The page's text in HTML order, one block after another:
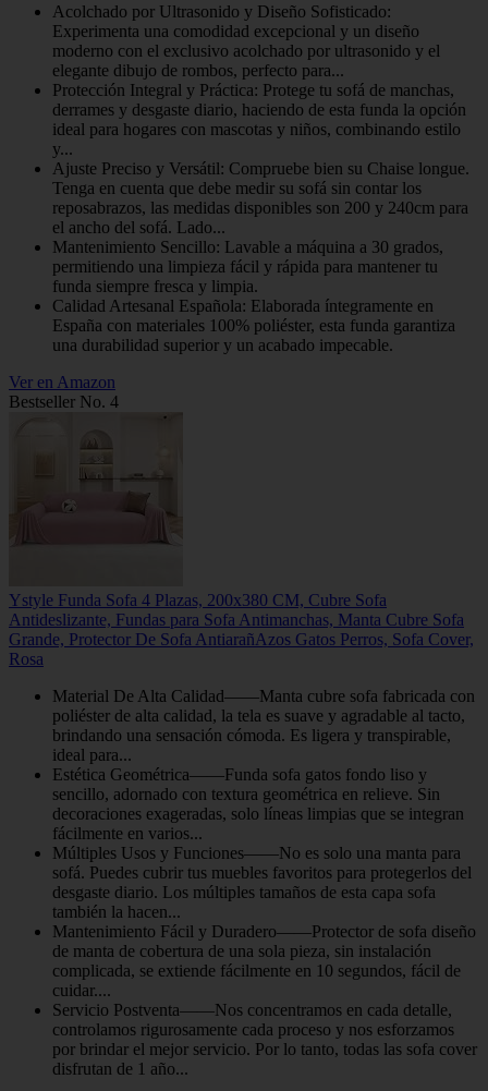
Acolchado por Ultrasonido y Diseño Sofisticado:
Experimenta una comodidad excepcional y un diseño
moderno con el exclusivo acolchado por ultrasonido y el
elegante dibujo de rombos, perfecto para...
Protección Integral y Práctica: Protege tu sofá de manchas,
derrames y desgaste diario, haciendo de esta funda la opción
ideal para hogares con mascotas y niños, combinando estilo
y...
Ajuste Preciso y Versátil: Compruebe bien su Chaise longue.
Tenga en cuenta que debe medir su sofá sin contar los
reposabrazos, las medidas disponibles son 200 y 240cm para
el ancho del sofá. Lado...
Mantenimiento Sencillo: Lavable a máquina a 30 grados,
permitiendo una limpieza fácil y rápida para mantener tu
funda siempre fresca y limpia.
Calidad Artesanal Española: Elaborada íntegramente en
España con materiales 100% poliéster, esta funda garantiza
una durabilidad superior y un acabado impecable.
Ver en Amazon
Bestseller No. 4
Ystyle Funda Sofa 4 Plazas, 200x380 CM, Cubre Sofa
Antideslizante, Fundas para Sofa Antimanchas, Manta Cubre Sofa
Grande, Protector De Sofa AntiarañAzos Gatos Perros, Sofa Cover,
Rosa
Material De Alta Calidad——Manta cubre sofa fabricada con
poliéster de alta calidad, la tela es suave y agradable al tacto,
brindando una sensación cómoda. Es ligera y transpirable,
ideal para...
Estética Geométrica——Funda sofa gatos fondo liso y
sencillo, adornado con textura geométrica en relieve. Sin
decoraciones exageradas, solo líneas limpias que se integran
fácilmente en varios...
Múltiples Usos y Funciones——No es solo una manta para
sofá. Puedes cubrir tus muebles favoritos para protegerlos del
desgaste diario. Los múltiples tamaños de esta capa sofa
también la hacen...
Mantenimiento Fácil y Duradero——Protector de sofa diseño
de manta de cobertura de una sola pieza, sin instalación
complicada, se extiende fácilmente en 10 segundos, fácil de
cuidar....
Servicio Postventa——Nos concentramos en cada detalle,
controlamos rigurosamente cada proceso y nos esforzamos
por brindar el mejor servicio. Por lo tanto, todas las sofa cover
disfrutan de 1 año...